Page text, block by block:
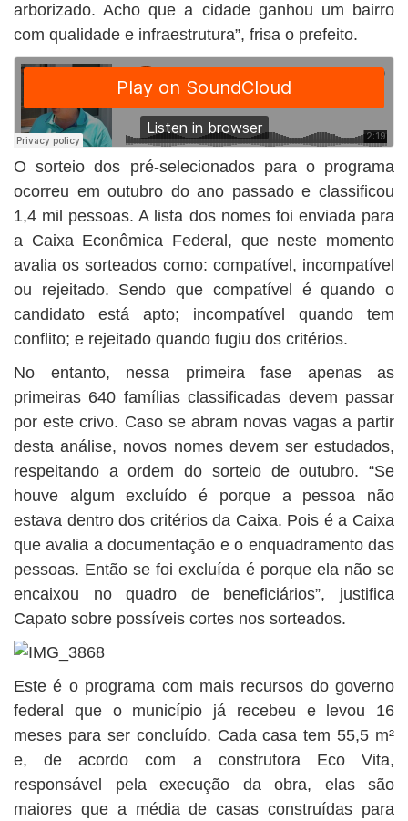
arborizado. Acho que a cidade ganhou um bairro
com qualidade e infraestrutura”, frisa o prefeito.
O sorteio dos pré-selecionados para o programa
ocorreu em outubro do ano passado e classificou
1,4 mil pessoas. A lista dos nomes foi enviada para
a Caixa Econômica Federal, que neste momento
avalia os sorteados como: compatível, incompatível
ou rejeitado. Sendo que compatível é quando o
candidato está apto; incompatível quando tem
conflito; e rejeitado quando fugiu dos critérios.
No entanto, nessa primeira fase apenas as
primeiras 640 famílias classificadas devem passar
por este crivo. Caso se abram novas vagas a partir
desta análise, novos nomes devem ser estudados,
respeitando a ordem do sorteio de outubro. “Se
houve algum excluído é porque a pessoa não
estava dentro dos critérios da Caixa. Pois é a Caixa
que avalia a documentação e o enquadramento das
pessoas. Então se foi excluída é porque ela não se
encaixou no quadro de beneficiários”, justifica
Capato sobre possíveis cortes nos sorteados.
Este é o programa com mais recursos do governo
federal que o município já recebeu e levou 16
meses para ser concluído. Cada casa tem 55,5 m²
e, de acordo com a construtora Eco Vita,
responsável pela execução da obra, elas são
maiores que a média de casas construídas para